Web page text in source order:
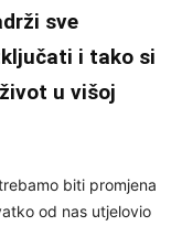
sve
i tako si
u višoj
biti promjena
od nas utjelovio